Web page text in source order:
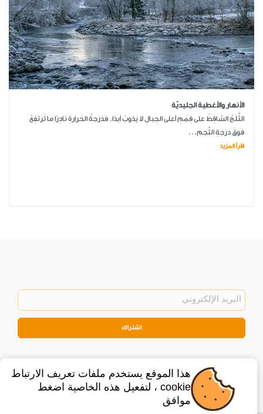
الأنهار والأغطية الجليديّة
الثَّلجُ السّاقِطُ على قِمَمِ أعلى الجِبالِ لا يَذوبُ أبدًا. فدَرَجةُ الحَرارةِ نادِرًا ما تَرتفِعُ
فوقَ دَرَجةِ التَّجم...
اقرأ المزيد
اشتراك
هذا الموقع يستخدم ملفات تعريف الارتباط
cookie ، لتفعيل هذه الخاصية اضغط
موافق